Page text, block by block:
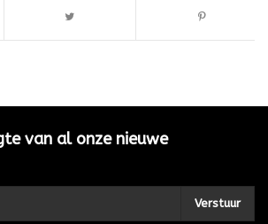
van al onze nieuwe
Verstuur